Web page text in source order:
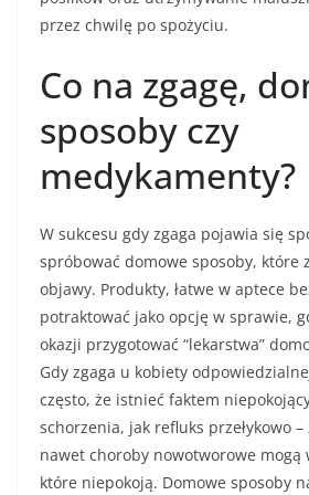
przez chwilę po spożyciu.
Co na zgagę,
sposoby czy
medykamenty?
W sukcesu gdy zgaga pojawia się
spróbować domowe sposoby, które
objawy. Produkty, łatwe w aptece
potraktować jako opcję w sprawie,
okazji przygotować “lekarstwa”
Gdy zgaga u kobiety
często, że istnieć faktem
schorzenia, jak refluks przełykowo –
nawet choroby nowotworowe mogą
które niepokoją. Domowe sposoby